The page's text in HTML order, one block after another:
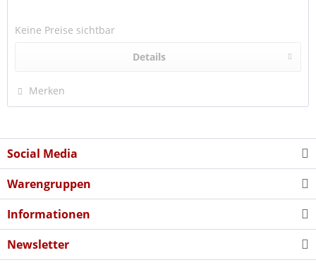
Keine Preise sichtbar
Details
Merken
Social Media
Warengruppen
Informationen
Newsletter